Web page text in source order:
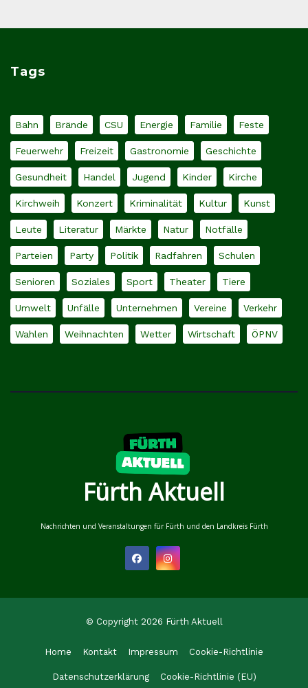
Tags
Bahn Brände CSU Energie Familie Feste
Feuerwehr Freizeit Gastronomie Geschichte
Gesundheit Handel Jugend Kinder Kirche
Kirchweih Konzert Kriminalität Kultur Kunst
Leute Literatur Märkte Natur Notfälle
Parteien Party Politik Radfahren Schulen
Senioren Soziales Sport Theater Tiere
Umwelt Unfälle Unternehmen Vereine Verkehr
Wahlen Weihnachten Wetter Wirtschaft ÖPNV
Fürth Aktuell
Nachrichten und Veranstaltungen für Fürth und den Landkreis Fürth
© Copyright 2026 Fürth Aktuell
Home Kontakt Impressum Cookie-Richtlinie
Datenschutzerklärung Cookie-Richtlinie (EU)